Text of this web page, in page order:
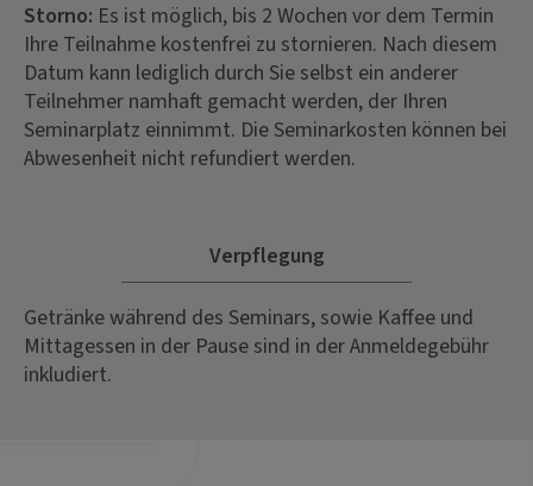
Storno: Es ist möglich, bis 2 Wochen vor dem Termin
Ihre Teilnahme kostenfrei zu stornieren. Nach diesem
Datum kann lediglich durch Sie selbst ein anderer
Teilnehmer namhaft gemacht werden, der Ihren
Seminarplatz einnimmt. Die Seminarkosten können bei
Abwesenheit nicht refundiert werden.
Verpflegung
Getränke während des Seminars, sowie Kaffee und
Mittagessen in der Pause sind in der Anmeldegebühr
inkludiert.